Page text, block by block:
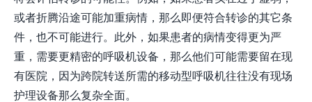
或者折腾沿途可能加重病情，那么即便符合转诊的其它条
件，也不可能进行。此外，如果患者的病情变得更为严
重，需要更精密的呼吸机设备，那么他们可能需要留在现
有医院，因为跨院转送所需的移动型呼吸机往往没有现场
护理设备那么复杂全面。